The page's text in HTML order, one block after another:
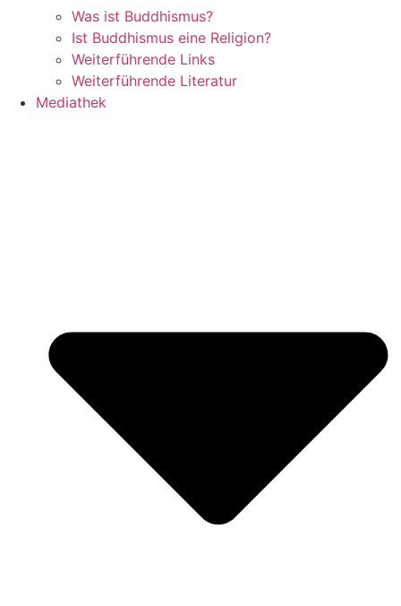
Was ist Buddhismus?
Ist Buddhismus eine Religion?
Weiterführende Links
Weiterführende Literatur
Mediathek